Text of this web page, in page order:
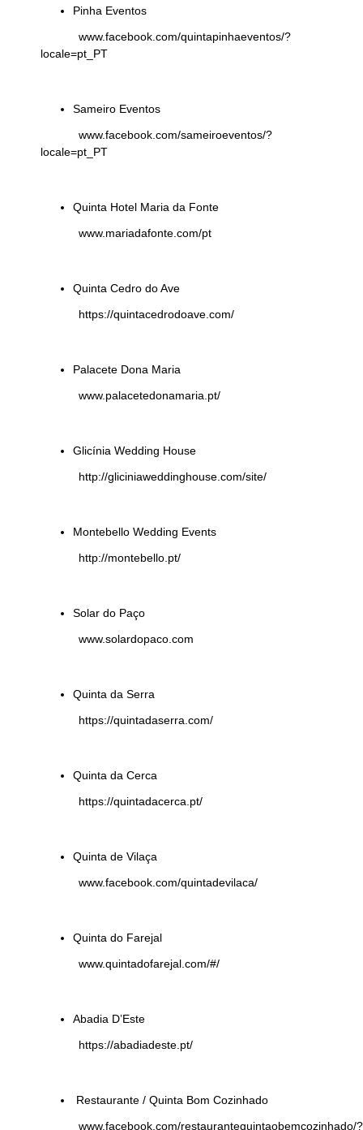
Pinha Eventos
www.facebook.com/quintapinhaeventos/?
locale=pt_PT
Sameiro Eventos
www.facebook.com/sameiroeventos/?
locale=pt_PT
Quinta Hotel Maria da Fonte
www.mariadafonte.com/pt
Quinta Cedro do Ave
https://quintacedrodoave.com/
Palacete Dona Maria
www.palacetedonamaria.pt/
Glicínia Wedding House
http://gliciniaweddinghouse.com/site/
Montebello Wedding Events
http://montebello.pt/
Solar do Paço
www.solardopaco.com
Quinta da Serra
https://quintadaserra.com/
Quinta da Cerca
https://quintadacerca.pt/
Quinta de Vilaça
www.facebook.com/quintadevilaca/
Quinta do Farejal
www.quintadofarejal.com/#/
Abadia D’Este
https://abadiadeste.pt/
Restaurante / Quinta Bom Cozinhado
www.facebook.com/restaurantequintaobemcozinhado/?